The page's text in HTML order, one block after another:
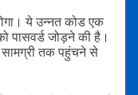
ये उन्नत कोड एक
जोड़ने की है।
तक पहुंचने से